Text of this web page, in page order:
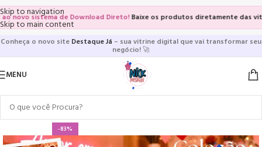
Skip to navigation
Skip to main content
sistema de Download Direto!Baixe os produtos diretamente das
Conheça o novo site Destaque Já – sua vitrine digital que vai transformar seu
negócio!🚀
MENU
-83%